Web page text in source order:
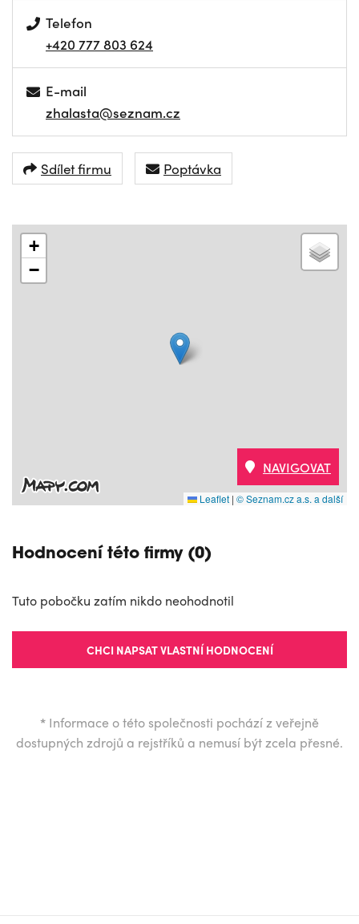
Telefon
+420 777 803 624
E-mail
zhalasta@seznam.cz
Sdílet firmu Poptávka
+
−
Leaflet | © Seznam.cz a.s. a další
NAVIGOVAT
Hodnocení této firmy (0)
Tuto pobočku zatím nikdo neohodnotil
CHCI NAPSAT VLASTNÍ HODNOCENÍ
* Informace o této společnosti pochází z veřejně
dostupných zdrojů a rejstříků a nemusí být zcela přesné.